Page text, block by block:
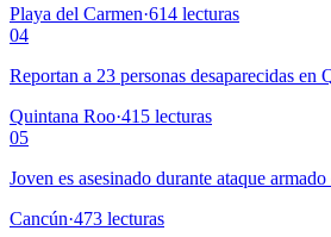
Playa del Carmen·614 lecturas
04
Reportan a 23 personas desaparecidas en
Quintana Roo·415 lecturas
05
Joven es asesinado durante ataque
Cancún·473 lecturas